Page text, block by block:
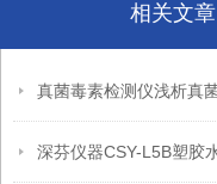
相关文章